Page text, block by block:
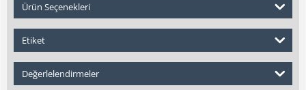
Ürün Seçenekleri
Etiket
Değerlelendirmeler